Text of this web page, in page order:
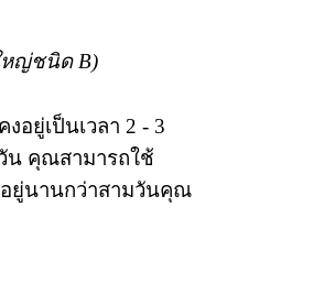
หญ่ชนิด B)
อยู่เป็นเวลา 2 - 3
น คุณสามารถใช้
อยู่นานกว่าสามวันคุณ